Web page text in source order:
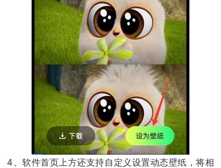
4、软件首页上方还支持自定义设置动态壁纸，将相